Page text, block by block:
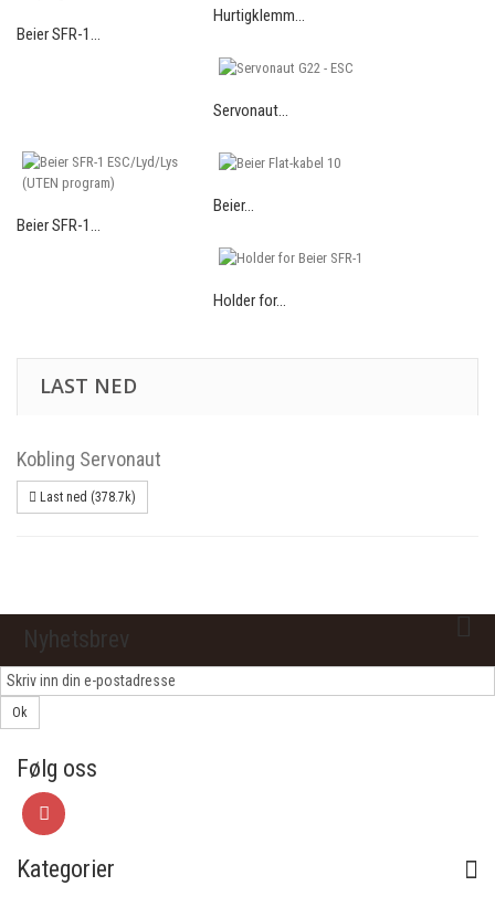
Beier SFR-1...
Hurtigklemm...
Servonaut...
Beier SFR-1...
Beier...
Holder for...
LAST NED
Kobling Servonaut
Last ned (378.7k)
Nyhetsbrev
Ok
Følg oss
Kategorier